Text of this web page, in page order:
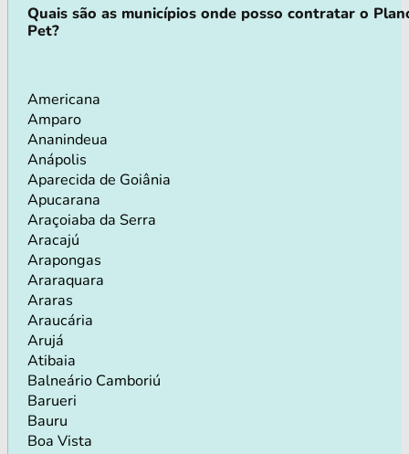
Quais são as municípios onde posso contratar o
Pet?
Americana
Amparo
Ananindeua
Anápolis
Aparecida de Goiânia
Apucarana
Araçoiaba da Serra
Aracajú
Arapongas
Araraquara
Araras
Araucária
Arujá
Atibaia
Balneário Camboriú
Barueri
Bauru
Boa Vista